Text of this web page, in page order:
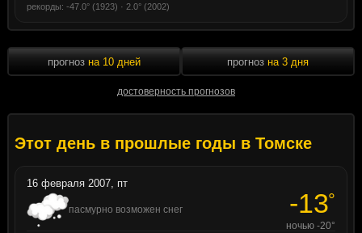
рекорды: -47.0° (1923) · 2.0° (2002)
прогноз на 10 дней
достоверность прогнозов
прогноз на 3 дня
Этот день в прошлые годы в Томске
16 февраля 2007, пт
пасмурно возможен снег -13°
ночью -20°